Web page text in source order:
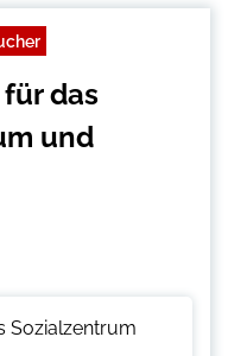
das
und